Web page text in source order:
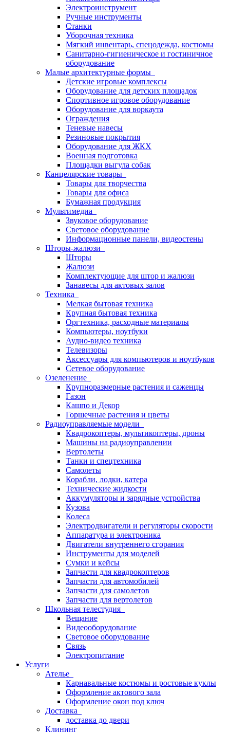
Электроинструмент
Ручные инструменты
Станки
Уборочная техника
Мягкий инвентарь, спецодежда, костюмы
Санитарно-гигиеническое и гостиничное
оборудование
Малые архитектурные формы
Детские игровые комплексы
Оборудование для детских площадок
Спортивное игровое оборудование
Оборудование для воркаута
Ограждения
Теневые навесы
Резиновые покрытия
Оборудование для ЖКХ
Военная подготовка
Площадки выгула собак
Канцелярские товары
Товары для творчества
Товары для офиса
Бумажная продукция
Мультимедиа
Звуковое оборудование
Световое оборудование
Информационные панели, видеостены
Шторы-жалюзи
Шторы
Жалюзи
Комплектующие для штор и жалюзи
Занавесы для актовых залов
Техника
Мелкая бытовая техника
Крупная бытовая техника
Оргтехника, расходные материалы
Компьютеры, ноутбуки
Аудио-видео техника
Телевизоры
Аксессуары для компьютеров и ноутбуков
Сетевое оборудование
Озеленение
Крупноразмерные растения и саженцы
Газон
Кашпо и Декор
Горшечные растения и цветы
Радиоуправляемые модели
Квадрокоптеры, мультикоптеры, дроны
Машины на радиоуправлении
Вертолеты
Танки и спецтехника
Самолеты
Корабли, лодки, катера
Технические жидкости
Аккумуляторы и зарядные устройства
Кузова
Колеса
Электродвигатели и регуляторы скорости
Аппаратура и электроника
Двигатели внутреннего сгорания
Инструменты для моделей
Сумки и кейсы
Запчасти для квадрокоптеров
Запчасти для автомобилей
Запчасти для самолетов
Запчасти для вертолетов
Школьная телестудия
Вещание
Видеооборудование
Световое оборудование
Связь
Электропитание
Услуги
Ателье
Карнавальные костюмы и ростовые куклы
Оформление актового зала
Оформление окон под ключ
Доставка
доставка до двери
Клининг